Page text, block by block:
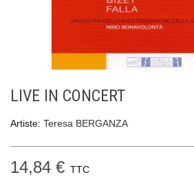
LIVE IN CONCERT
Artiste: Teresa BERGANZA
14,84 € TTC